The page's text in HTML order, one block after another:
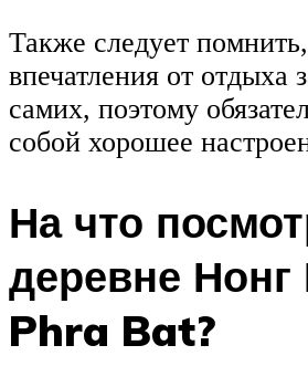
Также следует
впечатления от отдыха
самих, поэтому
собой хорошее
На что
деревне Нонг
Phra Bat?